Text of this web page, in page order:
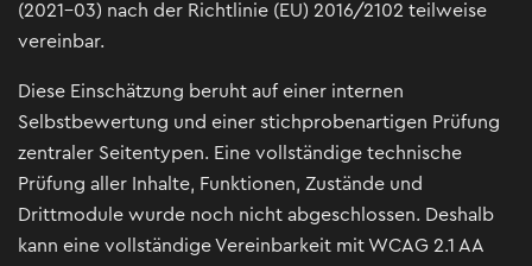
(2021-03) nach der Richtlinie (EU) 2016/2102 teilweise
vereinbar.
Diese Einschätzung beruht auf einer internen
Selbstbewertung und einer stichprobenartigen Prüfung
zentraler Seitentypen. Eine vollständige technische
Prüfung aller Inhalte, Funktionen, Zustände und
Drittmodule wurde noch nicht abgeschlossen. Deshalb
kann eine vollständige Vereinbarkeit mit WCAG 2.1 AA